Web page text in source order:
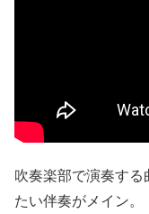
吹奏楽部で演奏す
たい伴奏がメイン。